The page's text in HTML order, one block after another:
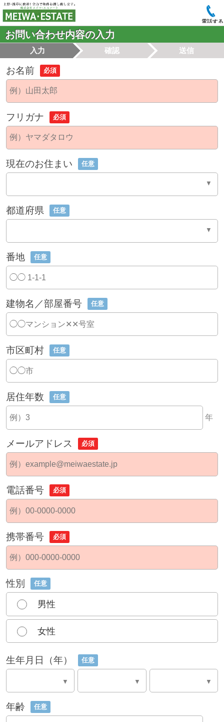
電話する
お問い合わせ内容の入力
入力 確認 送信
お名前 必須
フリガナ 必須
現在のお住まい 任意
都道府県 任意
番地 任意
建物名／部屋番号 任意
市区町村 任意
居住年数 任意
年
メールアドレス 必須
電話番号 必須
携帯番号 必須
性別 任意
男性
女性
生年月日（年） 任意
年齢 任意